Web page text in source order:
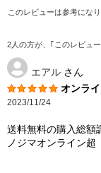
このレビューは参考にな
2人の方が、｢このレビュ
エアル さん
オンラ
2023/11/24
送料無料の購入総額
ノジマオンライン超